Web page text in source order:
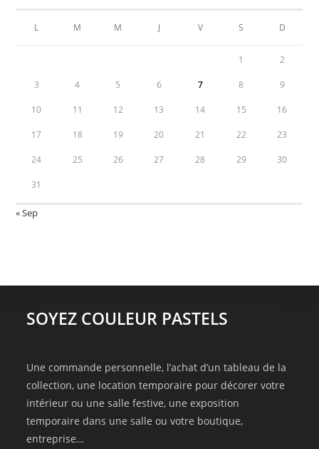
L M M J V S D
1 2
3 4 5 6 7 8 9
10 11 12 13 14 15 16
17 18 19 20 21 22 23
24 25 26 27 28 29 30
31
« Sep
SOYEZ COULEUR PASTELS
Une commande personnelle, l’achat d’un tableau de la
collection, une location temporaire pour décorer votre
intérieur ou une salle festive, une exposition
temporaire dans une salle ou votre boutique,
entreprise…